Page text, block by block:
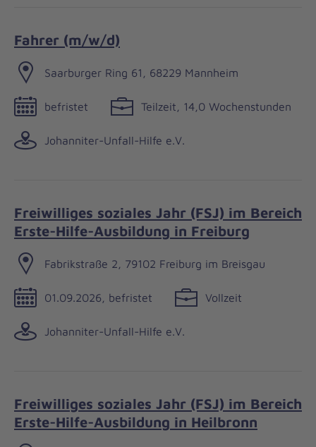
Fahrer (m/w/d)
Saarburger Ring 61, 68229 Mannheim
befristet Teilzeit, 14,0 Wochenstunden
Johanniter-Unfall-Hilfe e.V.
Freiwilliges soziales Jahr (FSJ) im Bereich
Erste-Hilfe-Ausbildung in Freiburg
Fabrikstraße 2, 79102 Freiburg im Breisgau
01.09.2026, befristet Vollzeit
Johanniter-Unfall-Hilfe e.V.
Freiwilliges soziales Jahr (FSJ) im Bereich
Erste-Hilfe-Ausbildung in Heilbronn